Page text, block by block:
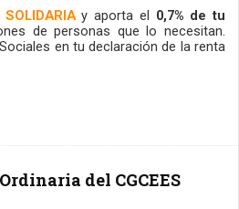
SOLIDARIA y aporta el 0,7% de tu
de personas que lo necesitan.
del CGCEES